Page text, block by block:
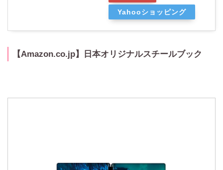
Yahooショッピング
【Amazon.co.jp】日本オリジナルスチールブック